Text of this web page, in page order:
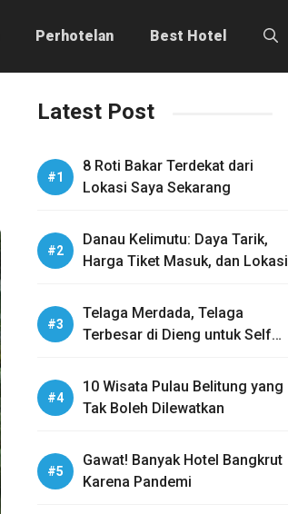
Perhotelan Best Hotel
Latest Post
8 Roti Bakar Terdekat dari
Lokasi Saya Sekarang
Danau Kelimutu: Daya Tarik,
Harga Tiket Masuk, dan Lokasi
Telaga Merdada, Telaga
Terbesar di Dieng untuk Self
10 Wisata Pulau Belitung yang
Tak Boleh Dilewatkan
Gawat! Banyak Hotel Bangkrut
Karena Pandemi